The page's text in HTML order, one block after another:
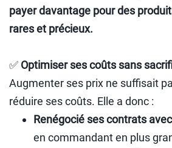
payer davantage pour des
rares et précieux.
✅ Optimiser ses coûts sans
Augmenter ses prix ne suffisait
réduire ses coûts. Elle a donc :
Renégocié ses contrats
en commandant en plus